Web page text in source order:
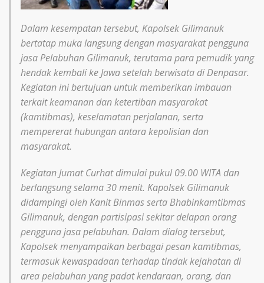
Dalam kesempatan tersebut, Kapolsek Gilimanuk
bertatap muka langsung dengan masyarakat pengguna
jasa Pelabuhan Gilimanuk, terutama para pemudik yang
hendak kembali ke Jawa setelah berwisata di Denpasar.
Kegiatan ini bertujuan untuk memberikan imbauan
terkait keamanan dan ketertiban masyarakat
(kamtibmas), keselamatan perjalanan, serta
mempererat hubungan antara kepolisian dan
masyarakat.
Kegiatan Jumat Curhat dimulai pukul 09.00 WITA dan
berlangsung selama 30 menit. Kapolsek Gilimanuk
didampingi oleh Kanit Binmas serta Bhabinkamtibmas
Gilimanuk, dengan partisipasi sekitar delapan orang
pengguna jasa pelabuhan. Dalam dialog tersebut,
Kapolsek menyampaikan berbagai pesan kamtibmas,
termasuk kewaspadaan terhadap tindak kejahatan di
area pelabuhan yang padat kendaraan, orang, dan